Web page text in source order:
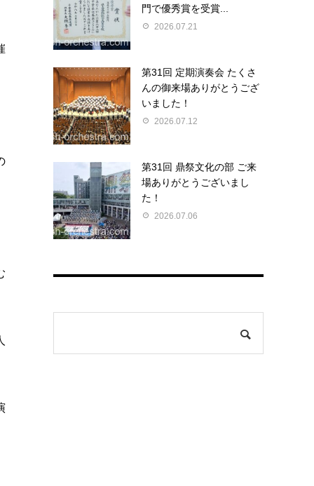
門で優秀賞を受賞...
2026.07.21
第31回 定期演奏会 たくさ
んの御来場ありがとうござ
いました！
2026.07.12
第31回 鼎祭文化の部 ご来
場ありがとうございまし
た！
2026.07.06